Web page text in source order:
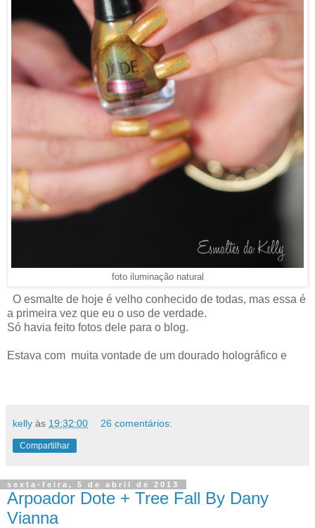
foto iluminação natural
O esmalte de hoje é velho conhecido de todas, mas essa é
a primeira vez que eu o uso de verdade.
Só havia feito fotos dele para o blog.
Estava com muita vontade de um dourado holográfico e
kelly às 19:32:00 26 comentários:
Compartilhar
sexta-feira, 5 de abril de 2013
Arpoador Dote + Tree Fall By Dany
Vianna